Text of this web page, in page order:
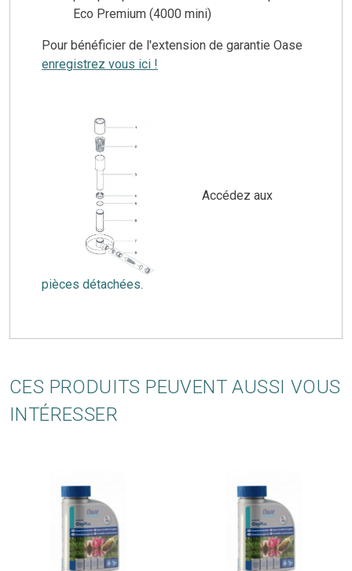
Eco Premium (4000 mini)
Pour bénéficier de l'extension de garantie Oase
enregistrez vous ici !
Accédez aux
pièces détachées.
CES PRODUITS PEUVENT AUSSI VOUS
INTÉRESSER